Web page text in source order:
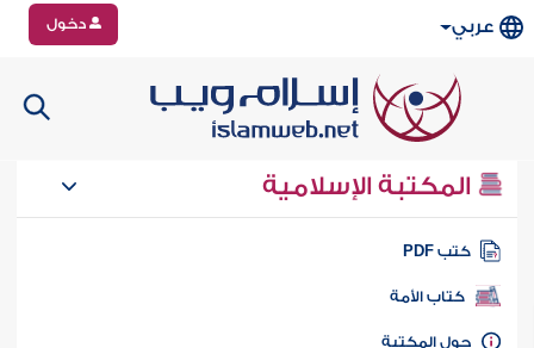
عربي دخول
المكتبة الإسلامية
كتب PDF
كتاب الأمة